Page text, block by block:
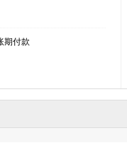
期付款